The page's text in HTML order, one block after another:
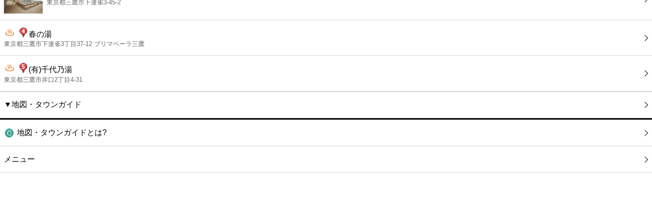
東京都三鷹市下連雀3-45-2
春の湯
東京都三鷹市下連雀3丁目37-12 プリマベーラ三鷹
(有)千代乃湯
東京都三鷹市井口2丁目4-31
▼地図・タウンガイド
地図・タウンガイドとは?
メニュー